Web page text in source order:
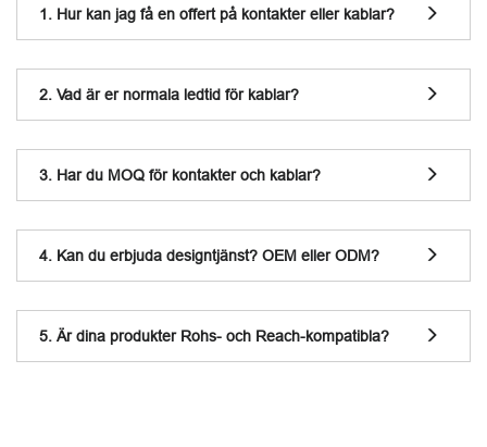
1. Hur kan jag få en offert på kontakter eller kablar?
2. Vad är er normala ledtid för kablar?
3. Har du MOQ för kontakter och kablar?
4. Kan du erbjuda designtjänst? OEM eller ODM?
5. Är dina produkter Rohs- och Reach-kompatibla?